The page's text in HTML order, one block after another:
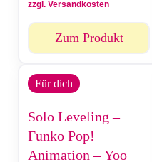
zzgl. Versandkosten
Zum Produkt
Für dich
Solo Leveling –
Funko Pop!
Animation – Yoo